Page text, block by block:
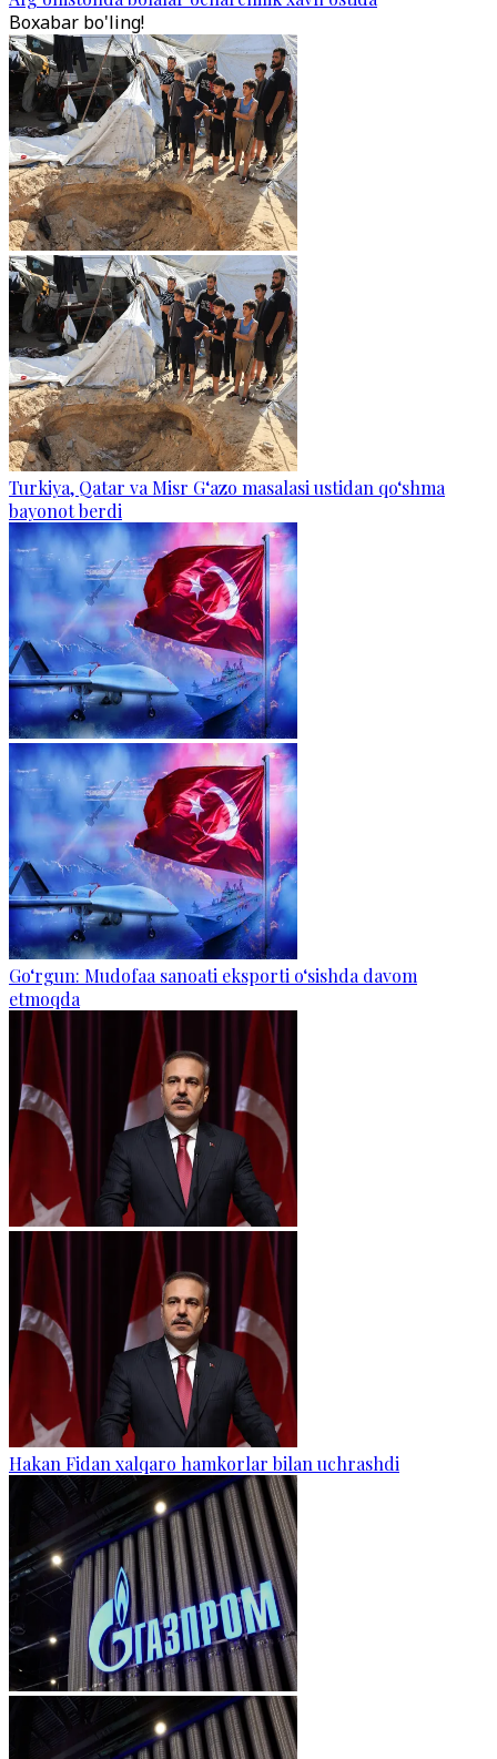
Boxabar bo'ling!
Turkiya, Qatar va Misr G‘azo masalasi ustidan qo‘shma
bayonot berdi
Go‘rgun: Mudofaa sanoati eksporti o‘sishda davom
etmoqda
Hakan Fidan xalqaro hamkorlar bilan uchrashdi